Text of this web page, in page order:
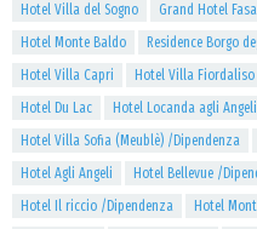
Hotel Villa del Sogno
Grand Hotel
Hotel Monte Baldo
Residence Borgo
Hotel Villa Capri
Hotel Villa Fiordaliso
Hotel Du Lac
Hotel Locanda agli Angeli
Hotel Villa Sofia (Meublè) /Dipendenza
Hotel Agli Angeli
Hotel Bellevue /
Hotel Il riccio /Dipendenza
Hotel